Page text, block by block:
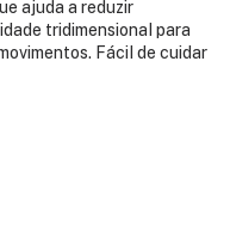
ajuda a reduzir
tridimensional para
Fácil de cuidar